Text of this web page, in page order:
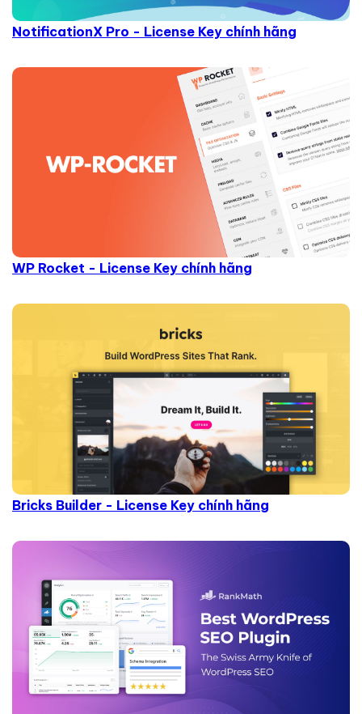
NotificationX Pro - License Key chính hãng
WP Rocket - License Key chính hãng
Bricks Builder - License Key chính hãng